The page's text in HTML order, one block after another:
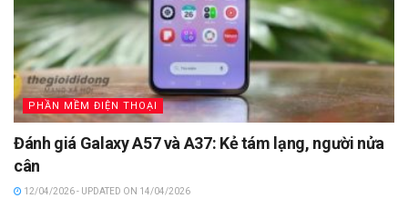
PHẦN MỀM ĐIỆN THOẠI
Đánh giá Galaxy A57 và A37: Kẻ tám lạng, người nửa
cân
12/04/2026 - UPDATED ON 14/04/2026